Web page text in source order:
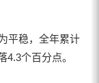
平稳，全年累计
4.3个百分点。